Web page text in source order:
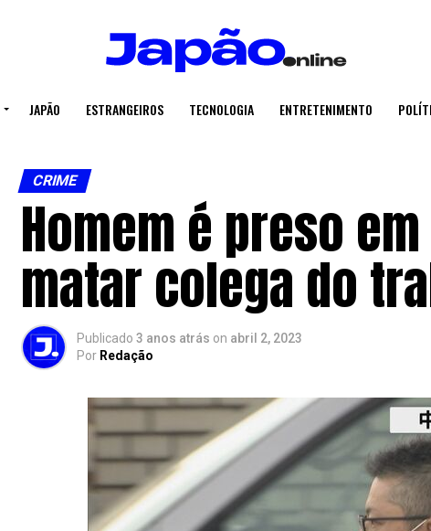
JAPÃO ESTRANGEIROS TECNOLOGIA ENTRETENIMENTO
CRIME
Homem é preso
matar colega do
Publicado 3 anos atrás on abril 2, 2023
Por Redação